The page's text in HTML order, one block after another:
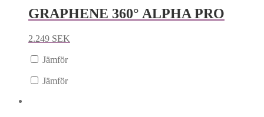
GRAPHENE 360° ALPHA PRO
2.249 SEK
Jämför
Jämför